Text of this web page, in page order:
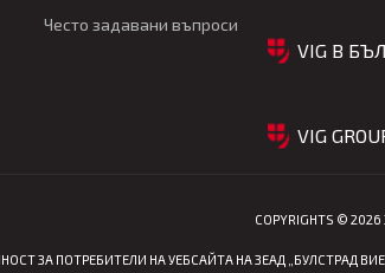
Често задавани въпроси
VIG В
VIG
COPYRIGHTS ©
ЗА ПОТРЕБИТЕЛИ НА УЕБСАЙТА НА ЗЕАД „БУЛСТРАД